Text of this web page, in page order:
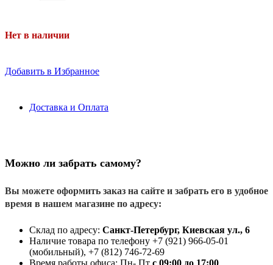
Нет в наличии
Добавить в Избранное
Доставка и Оплата
Можно ли забрать самому?
Вы можете оформить заказ на сайте и забрать его в удобное
время в нашем магазине по адресу:
Склад по адресу: Санкт-Петербург, Киевская ул., 6
Наличие товара по телефону +7 (921) 966-05-01
(мобильный), +7 (812) 746-72-69
Время работы офиса: Пн- Пт с 09:00 до 17:00